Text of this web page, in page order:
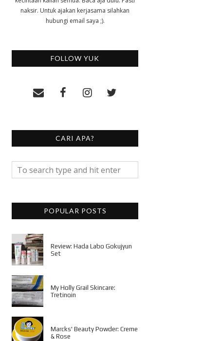
naksir. Untuk ajakan kerjasama silahkan
hubungi email saya ;).
FOLLOW YUK
CARI APA?
POPULAR POSTS
Review: Hada Labo Gokujyun
Set
My Holly Grail Skincare:
Tretinoin
Marcks' Beauty Powder: Creme
& Rose